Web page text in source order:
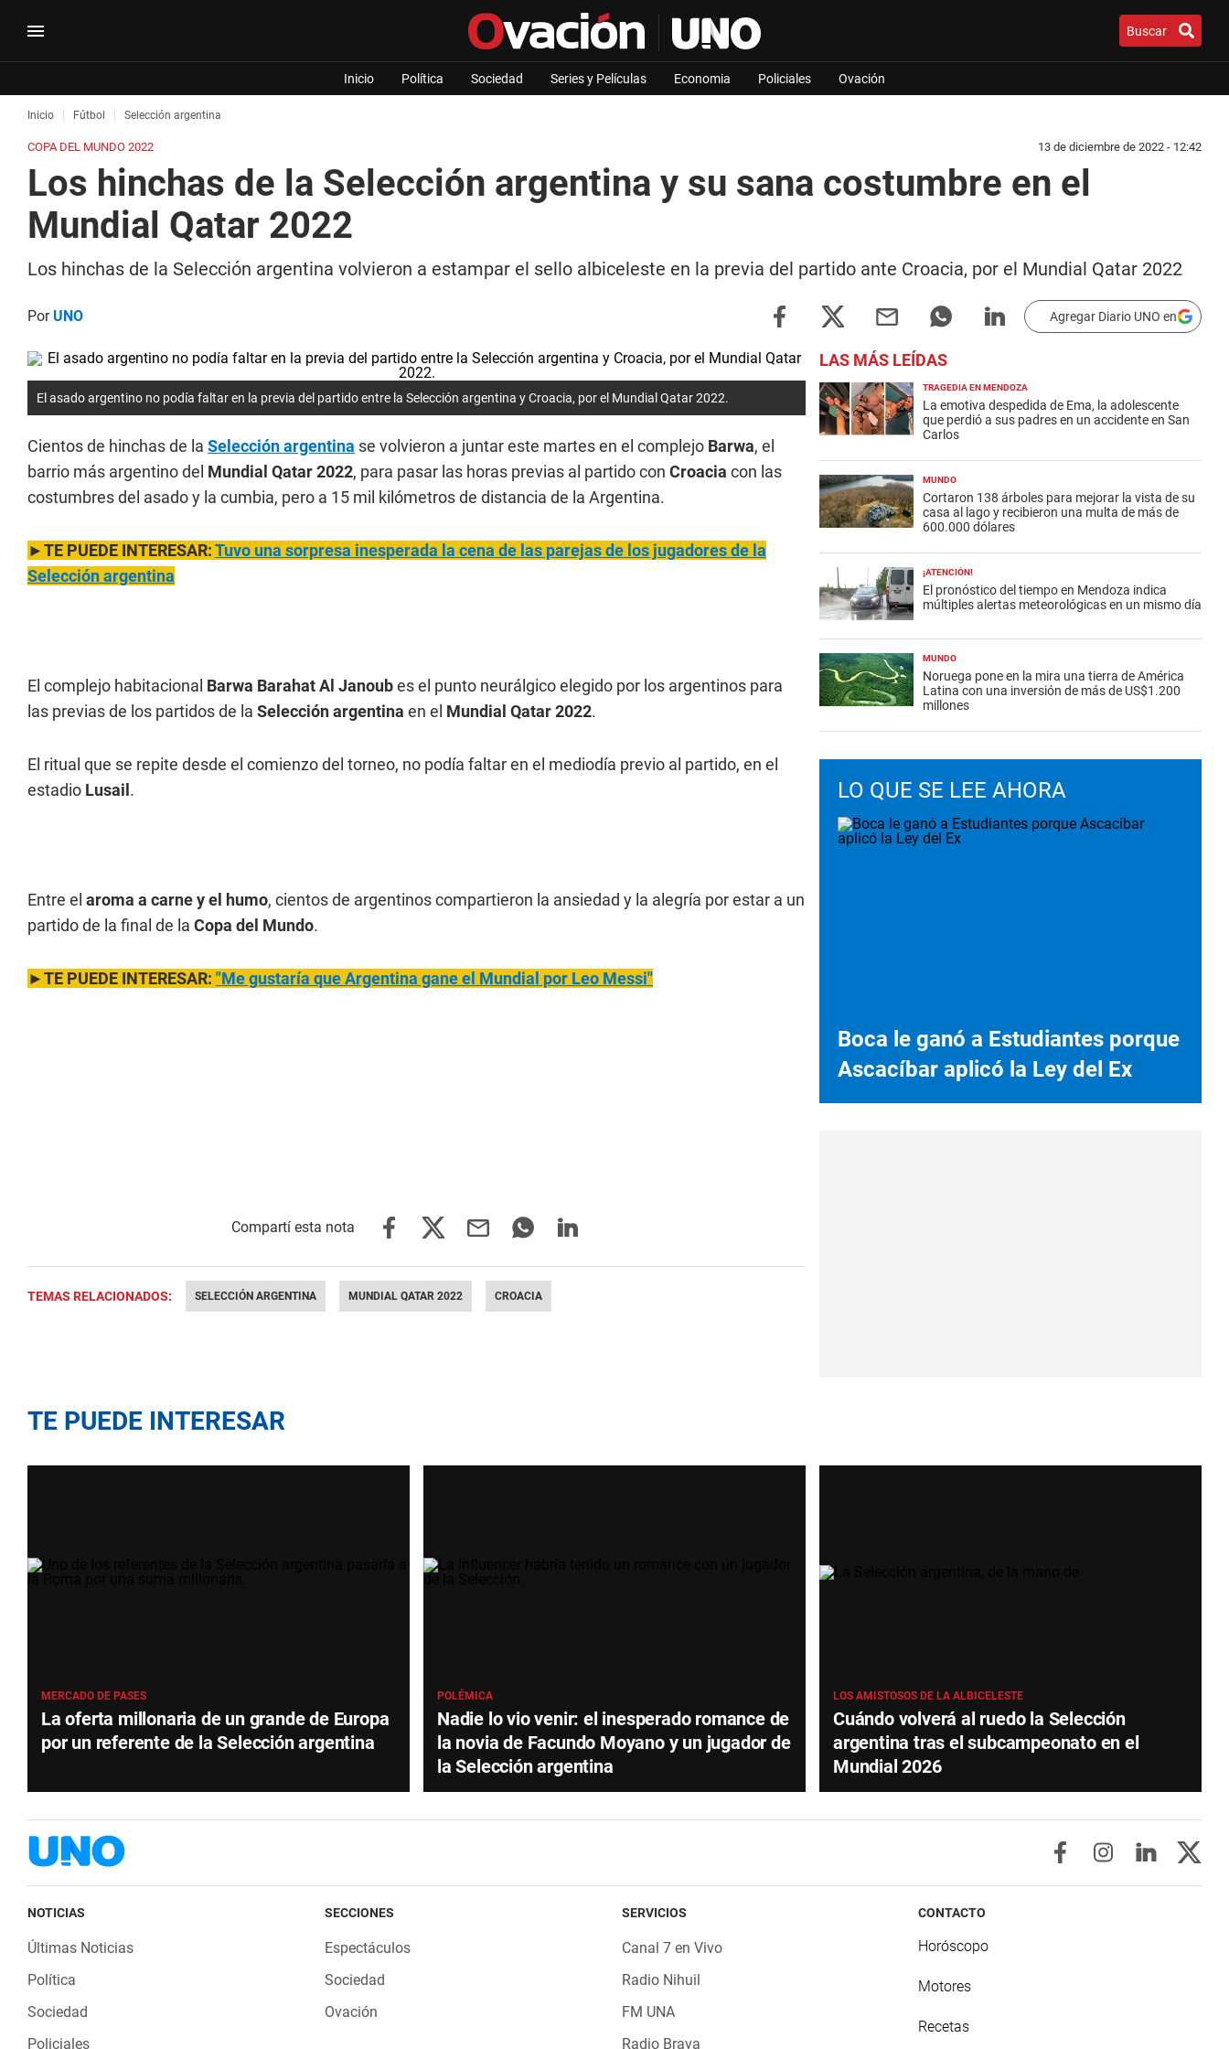
Buscar
Inicio Política Sociedad Series y Películas Economia Policiales Ovación
Inicio Fútbol Selección argentina
COPA DEL MUNDO 2022 13 de diciembre de 2022 - 12:42
Los hinchas de la Selección argentina y su sana costumbre en el
Mundial Qatar 2022
Los hinchas de la Selección argentina volvieron a estampar el sello albiceleste en la previa del partido ante Croacia, por el Mundial Qatar 2022
PorUNO Agregar Diario UNO en
El asado argentino no podía faltar en la previa del partido entre la Selección argentina y Croacia, por el Mundial Qatar 2022.
Cientos de hinchas de la Selección argentina se volvieron a juntar este martes en el complejo Barwa, el
barrio más argentino del Mundial Qatar 2022, para pasar las horas previas al partido con Croacia con las
costumbres del asado y la cumbia, pero a 15 mil kilómetros de distancia de la Argentina.
►TE PUEDE INTERESAR:Tuvo una sorpresa inesperada la cena de las parejas de los jugadores de la
Selección argentina
El complejo habitacional Barwa Barahat Al Janoubes el punto neurálgico elegido por los argentinos para
las previas de los partidos de la Selección argentina en el Mundial Qatar 2022.
El ritual que se repite desde el comienzo del torneo, no podía faltar en el mediodía previo al partido, en el
estadio Lusail .
Entre el aroma a carne y el humo, cientos de argentinos compartieron la ansiedad y la alegría por estar a un
partido de la final de la Copa del Mundo.
►TE PUEDE INTERESAR: "Me gustaría que Argentina gane el Mundial por Leo Messi"
TEMAS RELACIONADOS: SELECCIÓN ARGENTINA MUNDIAL QATAR 2022 CROACIA
LAS MÁS LEÍDAS
TRAGEDIA EN MENDOZA
La emotiva despedida de Ema, la adolescente
que perdió a sus padres en un accidente en San
Carlos
MUNDO
Cortaron 138 árboles para mejorar la vista de su
casa al lago y recibieron una multa de más de
600.000 dólares
¡ATENCIÓN!
El pronóstico del tiempo en Mendoza indica
múltiples alertas meteorológicas en un mismo día
MUNDO
Noruega pone en la mira una tierra de América
Latina con una inversión de más de US$1.200
millones
LO QUE SE LEE AHORA
Boca le ganó a Estudiantes porque
Ascacíbar aplicó la Ley del Ex
TE PUEDE INTERESAR
MERCADO DE PASES
La oferta millonaria de un grande de Europa
por un referente de la Selección argentina
POLÉMICA
Nadie lo vio venir: el inesperado romance de
la novia de Facundo Moyano y un jugador de
la Selección argentina
LOS AMISTOSOS DE LA ALBICELESTE
Cuándo volverá al ruedo la Selección
argentina tras el subcampeonato en el
Mundial 2026
NOTICIAS
Últimas Noticias
Política
Sociedad
Policiales
SECCIONES
Espectáculos
Sociedad
Ovación
SERVICIOS
Canal 7 en Vivo
Radio Nihuil
FM UNA
Radio Brava
CONTACTO
Horóscopo
Motores
Recetas